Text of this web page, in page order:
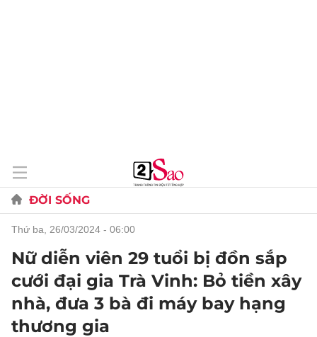
ĐỜI SỐNG
thứ ba, 26/03/2024 - 06:00
Nữ diễn viên 29 tuổi bị đồn sắp
cưới đại gia Trà Vinh: Bỏ tiền xây
nhà, đưa 3 bà đi máy bay hạng
thương gia